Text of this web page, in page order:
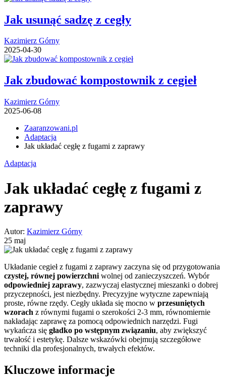
Jak usunąć sadzę z cegły
Kazimierz Górny
2025-04-30
Jak zbudować kompostownik z cegieł
Kazimierz Górny
2025-06-08
Zaaranzowani.pl
Adaptacja
Jak układać cegłę z fugami z zaprawy
Adaptacja
Jak układać cegłę z fugami z
zaprawy
Autor: Kazimierz Górny
25 maj
Układanie cegieł z fugami z zaprawy zaczyna się od przygotowania
czystej, równej powierzchni wolnej od zanieczyszczeń. Wybór
odpowiedniej zaprawy, zazwyczaj elastycznej mieszanki o dobrej
przyczepności, jest niezbędny. Precyzyjne wytyczne zapewniają
proste, równe rzędy. Cegły układa się mocno w przesuniętych
wzorach z równymi fugami o szerokości 2-3 mm, równomiernie
nakładając zaprawę za pomocą odpowiednich narzędzi. Fugi
wykańcza się gładko po wstępnym związaniu, aby zwiększyć
trwałość i estetykę. Dalsze wskazówki obejmują szczegółowe
techniki dla profesjonalnych, trwałych efektów.
Kluczowe informacje